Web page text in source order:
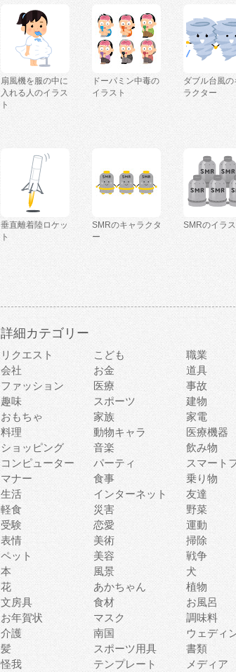
扇風機を服の中に
入れる人のイラス
ト
ドーパミン中毒の
イラスト
ダブル台風の
ラクター
垂直離着陸ロケッ
ト
SMRのキャラクタ
ー
SMRのイラス
詳細カテゴリー
リクエスト こども 職業
会社
お金 道具
ファッション
医療 事故
趣味
スポーツ 建物
おもちゃ
家族 家電
料理
動物キャラ 医療機器
ショッピング
音楽 飲み物
コンピューター
パーティ スマート
マナー
食事 乗り物
生活
インターネット 友達
軽食
災害 野菜
受験
恋愛 運動
表情
美術 掃除
ペット
美容 戦争
本
風景 犬
花
あかちゃん 植物
文房具
食材 お風呂
お年賀状
マスク 調味料
介護
南国 ウェディ
髪
スポーツ用具 書類
怪我
テンプレート メディア